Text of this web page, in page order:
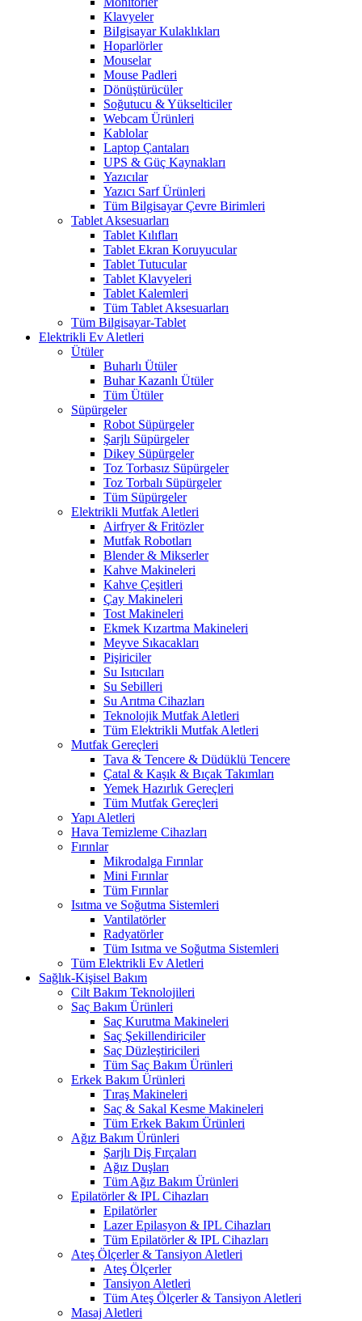
Klavyeler
BiIgisayar Kulaklıkları
Hoparlörler
Mouselar
Mouse Padleri
Dönüştürücüler
Soğutucu & Yükselticiler
Webcam Ürünleri
Kablolar
Laptop Çantaları
UPS & Güç Kaynakları
Yazıcılar
Yazıcı Sarf Ürünleri
Tüm Bilgisayar Çevre Birimleri
Tablet Aksesuarları
Tablet Kılıfları
Tablet Ekran Koruyucular
Tablet Tutucular
Tablet Klavyeleri
Tablet Kalemleri
Tüm Tablet Aksesuarları
Tüm Bilgisayar-Tablet
Elektrikli Ev Aletleri
Ütüler
Buharlı Ütüler
Buhar Kazanlı Ütüler
Tüm Ütüler
Süpürgeler
Robot Süpürgeler
Şarjlı Süpürgeler
Dikey Süpürgeler
Toz Torbasız Süpürgeler
Toz Torbalı Süpürgeler
Tüm Süpürgeler
Elektrikli Mutfak Aletleri
Airfryer & Fritözler
Mutfak Robotları
Blender & Mikserler
Kahve Makineleri
Kahve Çeşitleri
Çay Makineleri
Tost Makineleri
Ekmek Kızartma Makineleri
Meyve Sıkacakları
Pişiriciler
Su Isıtıcıları
Su Sebilleri
Su Arıtma Cihazları
Teknolojik Mutfak Aletleri
Tüm Elektrikli Mutfak Aletleri
Mutfak Gereçleri
Tava & Tencere & Düdüklü Tencere
Çatal & Kaşık & Bıçak Takımları
Yemek Hazırlık Gereçleri
Tüm Mutfak Gereçleri
Yapı Aletleri
Hava Temizleme Cihazları
Fırınlar
Mikrodalga Fırınlar
Mini Fırınlar
Tüm Fırınlar
Isıtma ve Soğutma Sistemleri
Vantilatörler
Radyatörler
Tüm Isıtma ve Soğutma Sistemleri
Tüm Elektrikli Ev Aletleri
Sağlık-Kişisel Bakım
Cilt Bakım Teknolojileri
Saç Bakım Ürünleri
Saç Kurutma Makineleri
Saç Şekillendiriciler
Saç Düzleştiricileri
Tüm Saç Bakım Ürünleri
Erkek Bakım Ürünleri
Tıraş Makineleri
Saç & Sakal Kesme Makineleri
Tüm Erkek Bakım Ürünleri
Ağız Bakım Ürünleri
Şarjlı Diş Fırçaları
Ağız Duşları
Tüm Ağız Bakım Ürünleri
Epilatörler & IPL Cihazları
Epilatörler
Lazer Epilasyon & IPL Cihazları
Tüm Epilatörler & IPL Cihazları
Ateş Ölçerler & Tansiyon Aletleri
Ateş Ölçerler
Tansiyon Aletleri
Tüm Ateş Ölçerler & Tansiyon Aletleri
Masaj Aletleri